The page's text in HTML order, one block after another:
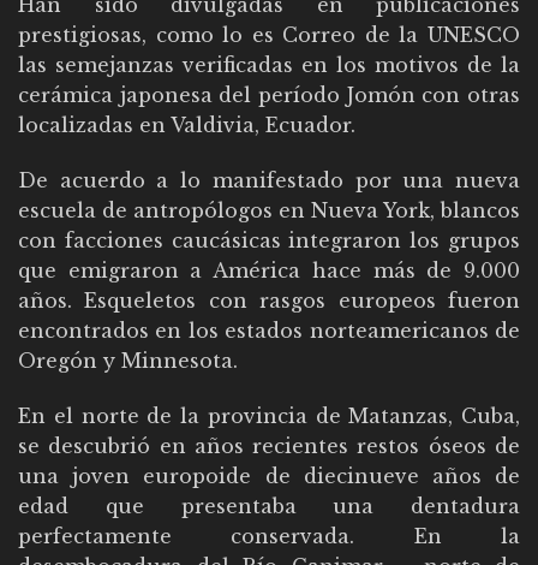
prestigiosas, como lo es Correo de la UNESCO
las semejanzas verificadas en los motivos de la
cerámica japonesa del período Jomón con otras
localizadas en Valdivia, Ecuador.
De acuerdo a lo manifestado por una nueva
escuela de antropólogos en Nueva York, blancos
con facciones caucásicas integraron los grupos
que emigraron a América hace más de 9.000
años. Esqueletos con rasgos europeos fueron
encontrados en los estados norteamericanos de
Oregón y Minnesota.
En el norte de la provincia de Matanzas, Cuba,
se descubrió en años recientes restos óseos de
una joven europoide de diecinueve años de
edad que presentaba una dentadura
perfectamente conservada. En la